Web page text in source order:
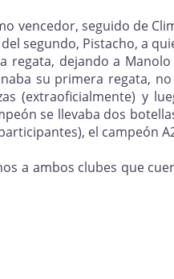
vencedor, seguido de
segundo, Pistacho, a
dejando a
su primera regata,
(extraoficialmente) y
se llevaba dos
el campeón
a ambos clubes que